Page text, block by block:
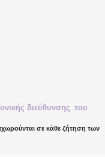
διεύθυνσης του
σε κάθε ζήτηση των